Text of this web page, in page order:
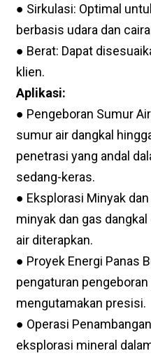
● Sirkulasi: Optimal
berbasis udara dan
● Berat: Dapat
klien.
Aplikasi:
● Pengeboran Sumur
sumur air dangkal
penetrasi yang andal
sedang-keras.
● Eksplorasi Minyak
minyak dan gas
air diterapkan.
● Proyek Energi Panas
pengaturan
mengutamakan presisi.
● Operasi
eksplorasi mineral